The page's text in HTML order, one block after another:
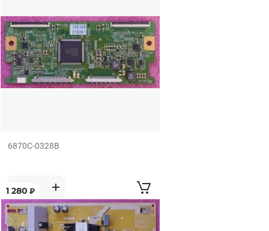
6870С-0328B
1 280 ₽